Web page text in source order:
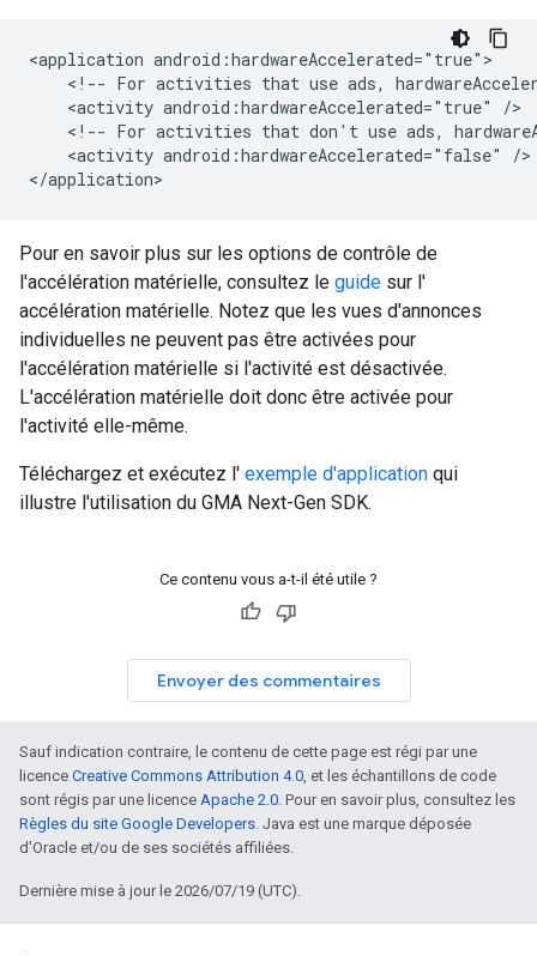
<application
<!-- For activities that use ads,
<activity android:hardwareAccelerated="true"
<!-- For activities that don't use ads,
<activity android:hardwareAccelerated="false"
/>
Pour en savoir plus sur les options de contrôle de
l'accélération matérielle, consultez le guide sur l'
accélération matérielle. Notez que les vues d'annonces
individuelles ne peuvent pas être activées pour
l'accélération matérielle si l'activité est désactivée.
L'accélération matérielle doit donc être activée pour
l'activité elle-même.
Téléchargez et exécutez l' exemple d'application qui
illustre l'utilisation du GMA Next-Gen SDK.
Ce contenu vous a-t-il été utile ?
Envoyer des commentaires
Sauf indication contraire, le contenu de cette page est régi par une
licence Creative Commons Attribution 4.0, et les échantillons de code
sont régis par une licence Apache 2.0. Pour en savoir plus, consultez les
Règles du site Google Developers. Java est une marque déposée
d'Oracle et/ou de ses sociétés affiliées.
Dernière mise à jour le 2026/07/19 (UTC).